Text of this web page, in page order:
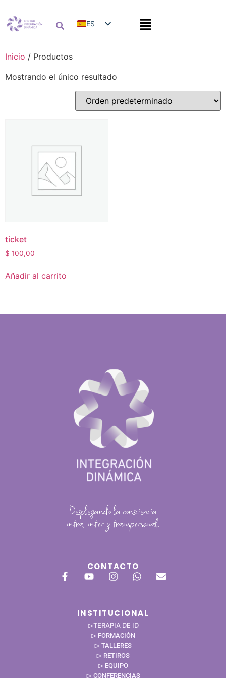
ES
Inicio / Productos
Mostrando el único resultado
ticket
$ 100,00
Añadir al carrito
Desplegando la consciencia
intra, inter y transpersonal.
CONTACTO
INSTITUCIONAL
⌲TERAPIA DE ID
⌲ FORMACIÓN
⌲ TALLERES
⌲ RETIROS
⌲ EQUIPO
⌲ CONFERENCIAS